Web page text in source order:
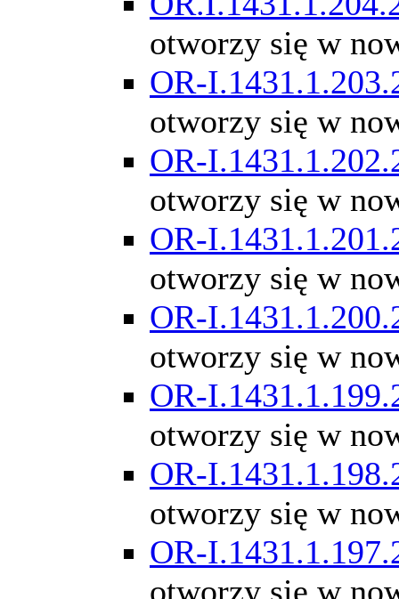
otworzy się w
OR-
otworzy się w
OR-
otworzy się w
OR-
otworzy się w
OR-
otworzy się w
OR-
otworzy się w
OR-
otworzy się w
OR-
otworzy się w